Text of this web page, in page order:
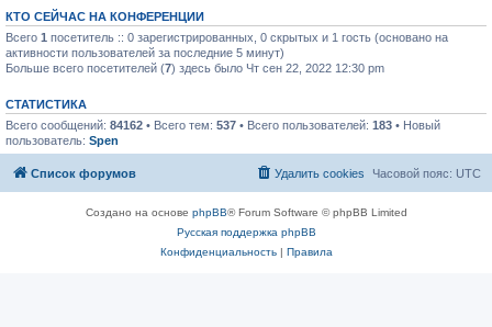
КТО СЕЙЧАС НА КОНФЕРЕНЦИИ
Всего 1 посетитель :: 0 зарегистрированных, 0 скрытых и 1 гость (основано на
активности пользователей за последние 5 минут)
Больше всего посетителей (7) здесь было Чт сен 22, 2022 12:30 pm
СТАТИСТИКА
Всего сообщений: 84162 • Всего тем: 537 • Всего пользователей: 183 • Новый
пользователь: Spen
Список форумов Часовой пояс: UTC
Удалить cookies
Создано на основе phpBB® Forum Software © phpBB Limited
Русская поддержка phpBB
Конфиденциальность| Правила